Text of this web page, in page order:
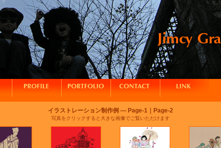
イラストレーション制作例 ― Page-1 Page-2
写真をクリックすると大きな画像でご覧いただけます